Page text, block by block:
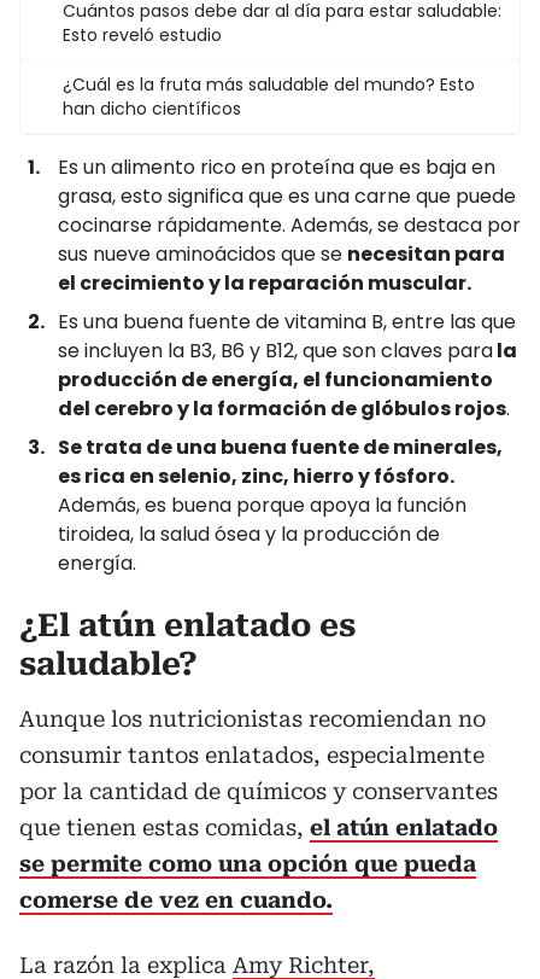
Cuántos pasos debe dar al día para estar saludable:
Esto reveló estudio
¿Cuál es la fruta más saludable del mundo? Esto
han dicho científicos
Es un alimento rico en proteína que es baja en
grasa, esto significa que es una carne que puede
cocinarse rápidamente. Además, se destaca por
sus nueve aminoácidos que se necesitan para
el crecimiento y la reparación muscular.
Es una buena fuente de vitamina B, entre las que
se incluyen la B3, B6 y B12, que son claves parala
producción de energía, el funcionamiento
del cerebro y la formación de glóbulos rojos.
Se trata de una buena fuente de minerales,
es rica en selenio, zinc, hierro y fósforo.
Además, es buena porque apoya la función
tiroidea, la salud ósea y la producción de
energía.
¿El atún enlatado es
saludable?
Aunque los nutricionistas recomiendan no
consumir tantos enlatados, especialmente
por la cantidad de químicos y conservantes
que tienen estas comidas, el atún enlatado
se permite como una opción que pueda
comerse de vez en cuando.
La razón la explica Amy Richter,